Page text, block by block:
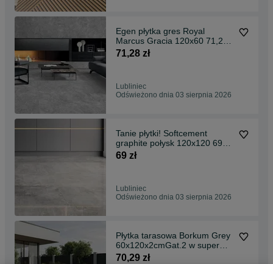
Egen płytka gres Royal
Marcus Gracia 120x60 71,28
zł/szt Gat.I
71,28 zł
Lubliniec
Odświeżono dnia 03 sierpnia 2026
Tanie płytki! Softcement
graphite połysk 120x120 69
zł/m2 Okazja
69 zł
Lubliniec
Odświeżono dnia 03 sierpnia 2026
Płytka tarasowa Borkum Grey
60x120x2cmGat.2 w super
cenie 70,29 zł/szt
70,29 zł